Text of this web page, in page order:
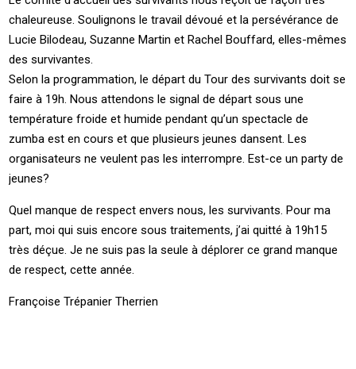
chaleureuse. Soulignons le travail dévoué et la persévérance de
Lucie Bilodeau, Suzanne Martin et Rachel Bouffard, elles-mêmes
des survivantes.
Selon la programmation, le départ du Tour des survivants doit se
faire à 19h. Nous attendons le signal de départ sous une
température froide et humide pendant qu’un spectacle de
zumba est en cours et que plusieurs jeunes dansent. Les
organisateurs ne veulent pas les interrompre. Est-ce un party de
jeunes?
Quel manque de respect envers nous, les survivants. Pour ma
part, moi qui suis encore sous traitements, j’ai quitté à 19h15
très déçue. Je ne suis pas la seule à déplorer ce grand manque
de respect, cette année.
Françoise Trépanier Therrien